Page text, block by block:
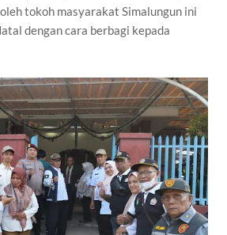
tokoh masyarakat Simalungun ini
dengan cara berbagi kepada